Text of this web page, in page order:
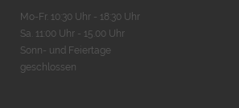
Mo-Fr. 10:30 Uhr - 18:30 Uhr
Sa. 11:00 Uhr - 15.00 Uhr
Sonn- und Feiertage
geschlossen